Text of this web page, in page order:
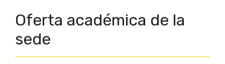
Oferta académica de la
sede